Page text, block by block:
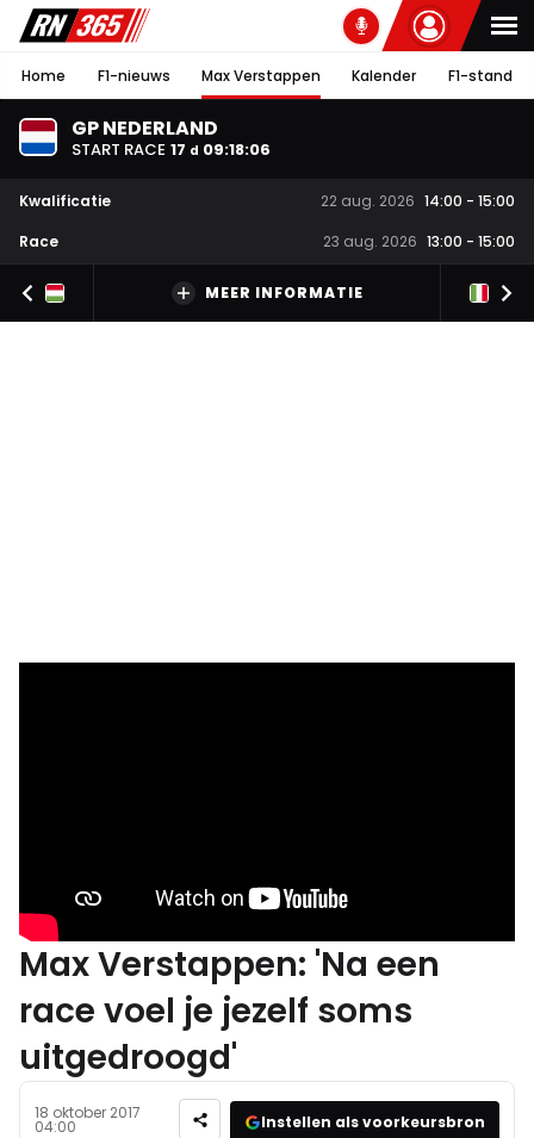
Home F1-nieuws Max Verstappen Kalender F1-stand
GP NEDERLAND
START RACE 17 d 09:18:05
Kwalificatie 22 aug. 2026 14:00 - 15:00
Race
23 aug. 2026 13:00 - 15:00
MEER INFORMATIE
Max Verstappen: 'Na een
race voel je jezelf soms
uitgedroogd'
18 oktober 2017
04:00 Instellen als voorkeursbron